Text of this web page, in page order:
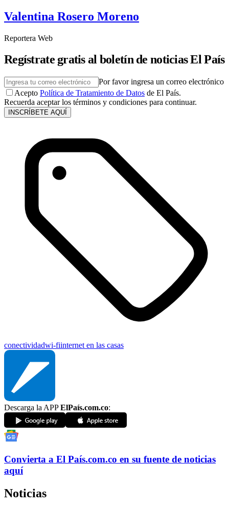
Valentina Rosero Moreno
Reportera Web
Regístrate gratis al boletín de noticias El País
Por favor ingresa un correo electrónico
Acepto Política de Tratamiento de Datos de El País.
Recuerda aceptar los términos y condiciones para continuar.
INSCRÍBETE AQUÍ
conectividadwi-fiinternet en las casas
Descarga la APPElPaís.com.co:
Convierta a El País.com.co en su fuente de noticias
aquí
Noticias